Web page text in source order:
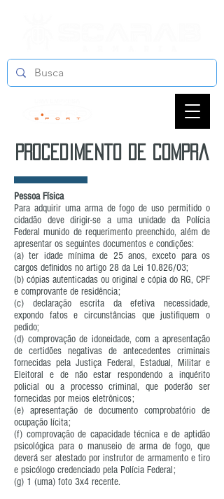
procedimento de compra
Pessoa Física
Para adquirir uma arma de fogo de uso permitido o
cidadão deve dirigir-se a uma unidade da Polícia
Federal munido de requerimento preenchido, além de
apresentar os seguintes documentos e condições:
(a) ter idade mínima de 25 anos, exceto para os
cargos definidos no artigo 28 da Lei 10.826/03;
(b) cópias autenticadas ou original e cópia do RG, CPF
e comprovante de residência;
(c) declaração escrita da efetiva necessidade,
expondo fatos e circunstâncias que justifiquem o
pedido;
(d) comprovação de idoneidade, com a apresentação
de certidões negativas de antecedentes criminais
fornecidas pela Justiça Federal, Estadual, Militar e
Eleitoral e de não estar respondendo a inquérito
policial ou a processo criminal, que poderão ser
fornecidas por meios eletrônicos;
(e) apresentação de documento comprobatório de
ocupação lícita;
(f) comprovação de capacidade técnica e de aptidão
psicológica para o manuseio de arma de fogo, que
deverá ser atestado por instrutor de armamento e tiro
e psicólogo credenciado pela Polícia Federal;
(g) 1 (uma) foto 3x4 recente.